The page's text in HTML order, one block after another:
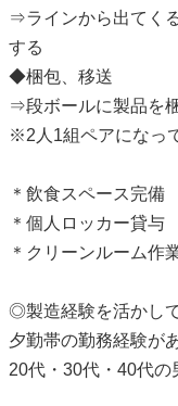
⇒ラインから出てく
する
◆梱包、移送
⇒段ボールに製品を
※2人1組ペアになっ
＊飲食スペース完備
＊個人ロッカー貸与
＊クリーンルーム作
◎製造経験を活かし
夕勤帯の勤務経験が
20代・30代・40代の